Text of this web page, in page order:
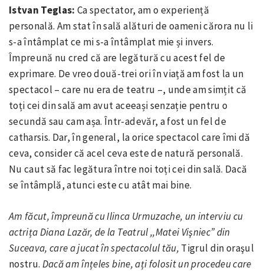
Istvan Teglas: Ca spectator, am o experiență
personală. Am stat în sală alături de oameni cărora nu li
s-a întâmplat ce mi s-a întâmplat mie și invers.
Împreună nu cred că are legătură cu acest fel de
exprimare. De vreo două-trei ori în viață am fost la un
spectacol – care nu era de teatru –, unde am simțit că
toți cei din sală am avut aceeași senzație pentru o
secundă sau cam așa. Într-adevăr, a fost un fel de
catharsis. Dar, în general, la orice spectacol care îmi dă
ceva, consider că acel ceva este de natură personală.
Nu caut să fac legătura între noi toți cei din sală. Dacă
se întâmplă, atunci este cu atât mai bine.
Am făcut, împreună cu Ilinca Urmuzache, un interviu cu
actrița Diana Lazăr, de la Teatrul ,,Matei Vişniec” din
Suceava, care a jucat în spectacolul tău, Tigrul din oraşul
nostru. Dacă am înțeles bine, ați folosit un procedeu care